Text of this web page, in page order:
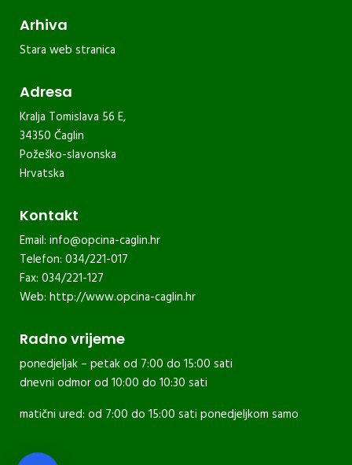
Arhiva
Stara web stranica
Adresa
Kralja Tomislava 56 E,
34350 Čaglin
Požeško-slavonska
Hrvatska
Kontakt
Email: info@opcina-caglin.hr
Telefon: 034/221-017
Fax: 034/221-127
Web: http://www.opcina-caglin.hr
Radno vrijeme
ponedjeljak – petak od 7:00 do 15:00 sati
dnevni odmor od 10:00 do 10:30 sati
matični ured: od 7:00 do 15:00 sati ponedjeljkom samo